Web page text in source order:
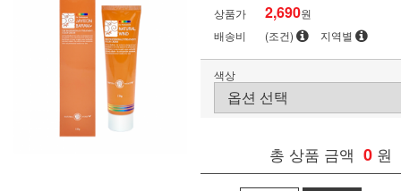
상품가
2,690원
배송비
(조건) 지역별
색상
총 상품 금액 0 원